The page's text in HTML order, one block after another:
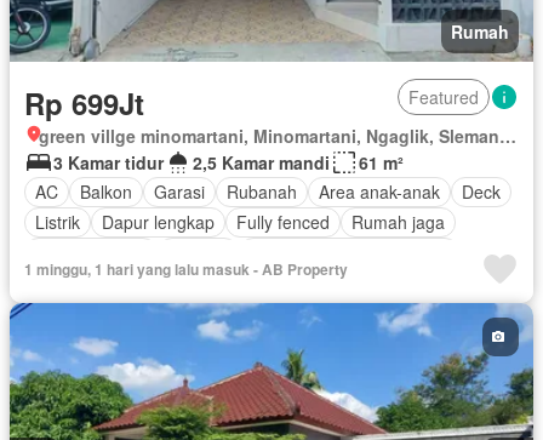
Rumah
Rp 699Jt
Featured
green villge minomartani, Minomartani, Ngaglik, Sleman, Daerah Istimewa Yogyakarta
3 Kamar tidur
2,5 Kamar mandi
61 m²
AC
Balkon Garasi Rubanah Area anak-anak
Deck
Listrik
Dapur lengkap Fully fenced
Rumah jaga
Keamanan
Telephone Teras
Televisi
Keamanan 24 jam
Air Tangki air
Halaman
Sebagian perabotan
1 minggu, 1 hari yang lalu masuk - AB Property